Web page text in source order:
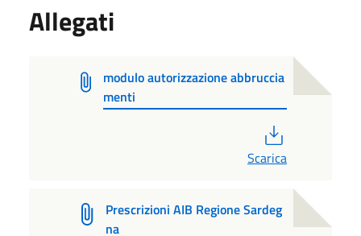
Allegati
modulo autorizzazione abbruccia
menti
Scarica
Prescrizioni AIB Regione Sardeg
na